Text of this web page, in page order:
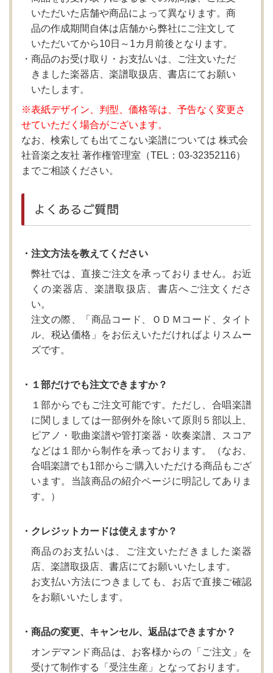
いただいた店舗や商品によって異なります。商
品の作成期間自体は店舗から弊社にご注文して
いただいてから10日～1カ月前後となります。
商品のお受け取り・お支払いは、ご注文いただ
きました楽器店、楽譜取扱店、書店にてお願い
いたします。
※表紙デザイン、判型、価格等は、予告なく変更さ
せていただく場合がございます。
なお、検索しても出てこない楽譜については 株式会
社音楽之友社 著作権管理室（TEL：03-32352116）
までご相談ください。
よくあるご質問
・注文方法を教えてください
弊社では、直接ご注文を承っておりません。お近
くの楽器店、楽譜取扱店、書店へご注文くださ
い。
注文の際、「商品コード、ＯＤＭコード、タイト
ル、税込価格」をお伝えいただければよりスムー
ズです。
・１部だけでも注文できますか？
１部からでもご注文可能です。ただし、合唱楽譜
に関しましては一部例外を除いて原則５部以上、
ピアノ・歌曲楽譜や管打楽器・吹奏楽譜、スコア
などは１部から制作を承っております。（なお、
合唱楽譜でも1部からご購入いただける商品もござ
います。当該商品の紹介ページに明記してありま
す。）
・クレジットカードは使えますか？
商品のお支払いは、ご注文いただきました楽器
店、楽譜取扱店、書店にてお願いいたします。
お支払い方法につきましても、お店で直接ご確認
をお願いいたします。
・商品の変更、キャンセル、返品はできますか？
オンデマンド商品は、お客様からの「ご注文」を
受けて制作する「受注生産」となっております。